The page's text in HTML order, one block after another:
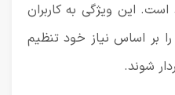
این ویژگی به کاربران
بر اساس نیاز خود تنظیم
شوند.